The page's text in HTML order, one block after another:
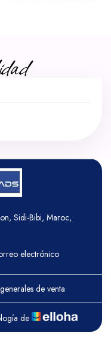
Sidi-Bibi, Maroc,
electrónico
de venta
de